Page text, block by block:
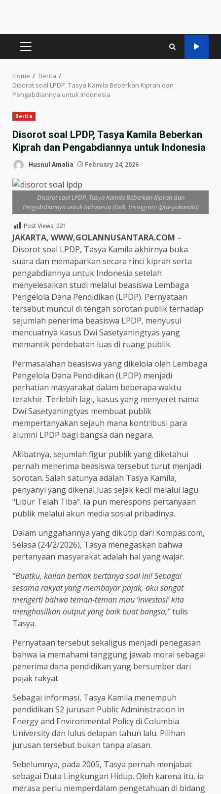
PRIMARY
Home
Berita
Disorot soal LPDP, Tasya Kamila Beberkan Kiprah dan
Pengabdiannya untuk Indonesia
Berita
Disorot soal LPDP, Tasya Kamila Beberkan
Kiprah dan Pengabdiannya untuk Indonesia
Husnul Amalia February 24, 2026
Disorot soal LPDP, Tasya Kamila Beberkan Kiprah dan
Pengabdiannya untuk Indonesia (Dok. Instagram @tasyakamila)
Post Views: 221
JAKARTA, WWW,GOLANNUSANTARA.COM –
Disorot soal LPDP, Tasya Kamila akhirnya buka
suara dan memaparkan secara rinci kiprah serta
pengabdiannya untuk Indonesia setelah
menyelesaikan studi melalui beasiswa Lembaga
Pengelola Dana Pendidikan (LPDP). Pernyataan
tersebut muncul di tengah sorotan publik terhadap
sejumlah penerima beasiswa LPDP, menyusul
mencuatnya kasus Dwi Sasetyaningtyas yang
memantik perdebatan luas di ruang publik.
Permasalahan beasiswa yang dikelola oleh Lembaga
Pengelola Dana Pendidikan (LPDP) menjadi
perhatian masyarakat dalam beberapa waktu
terakhir. Terlebih lagi, kasus yang menyeret nama
Dwi Sasetyaningtyas membuat publik
mempertanyakan sejauh mana kontribusi para
alumni LPDP bagi bangsa dan negara.
Akibatnya, sejumlah figur publik yang diketahui
pernah menerima beasiswa tersebut turut menjadi
sorotan. Salah satunya adalah Tasya Kamila,
penyanyi yang dikenal luas sejak kecil melalui lagu
“Libur Telah Tiba”. Ia pun merespons pertanyaan
publik melalui akun media sosial pribadinya.
Dalam unggahannya yang dikutip dari Kompas.com,
Selasa (24/2/2026), Tasya menegaskan bahwa
pertanyaan masyarakat adalah hal yang wajar.
“Buatku, kalian berhak bertanya soal ini! Sebagai
sesama rakyat yang membayar pajak, aku sangat
mengerti bahwa teman-teman mau ‘investasi’ kita
menghasilkan output yang baik buat bangsa,”tulis
Tasya.
Pernyataan tersebut sekaligus menjadi penegasan
bahwa ia memahami tanggung jawab moral sebagai
penerima dana pendidikan yang bersumber dari
pajak rakyat.
Sebagai informasi, Tasya Kamila menempuh
pendidikan S2 jurusan Public Administration in
Energy and Environmental Policy di Columbia
University dan lulus delapan tahun lalu. Pilihan
jurusan tersebut bukan tanpa alasan.
Sebelumnya, pada 2005, Tasya pernah menjabat
sebagai Duta Lingkungan Hidup. Oleh karena itu, ia
merasa perlu memperdalam pengetahuan di bidang